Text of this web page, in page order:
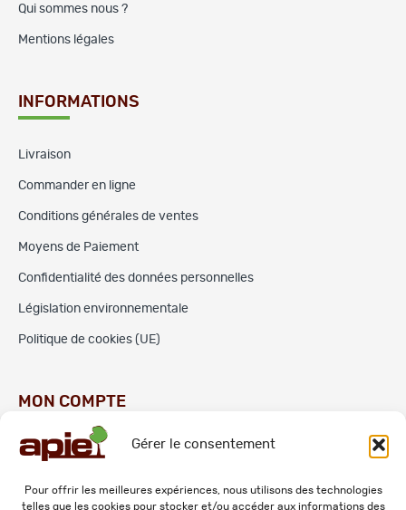
Gérer le consentement
Pour offrir les meilleures expériences, nous utilisons des technologies
telles que les cookies pour stocker et/ou accéder aux informations des
Qui sommes nous ?
Mentions légales
INFORMATIONS
Livraison
Commander en ligne
Conditions générales de ventes
Moyens de Paiement
Confidentialité des données personnelles
Législation environnementale
Politique de cookies (UE)
MON COMPTE
Commandes
Adresses